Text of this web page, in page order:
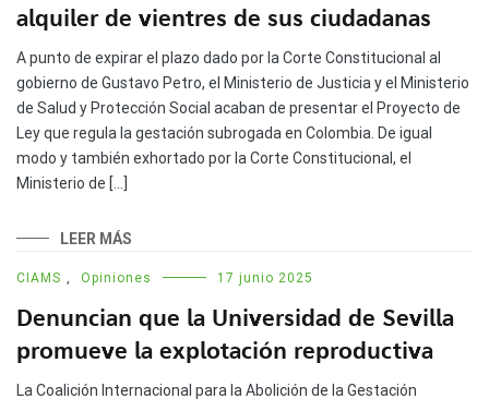
alquiler de vientres de sus ciudadanas
A punto de expirar el plazo dado por la Corte Constitucional al
gobierno de Gustavo Petro, el Ministerio de Justicia y el Ministerio
de Salud y Protección Social acaban de presentar el Proyecto de
Ley que regula la gestación subrogada en Colombia. De igual
modo y también exhortado por la Corte Constitucional, el
Ministerio de […]
LEER MÁS
CIAMS Opiniones 17 junio 2025
Denuncian que la Universidad de Sevilla
promueve la explotación reproductiva
La Coalición Internacional para la Abolición de la Gestación